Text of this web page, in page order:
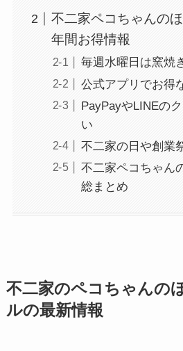
不二家ペコちゃんの
年間お得情報
毎週水曜日は窯焼
公式アプリでお得
PayPayやLINEの
い
不二家の日や創業
不二家ペコちゃん
総まとめ
不二家のペコちゃんの
ルの最新情報